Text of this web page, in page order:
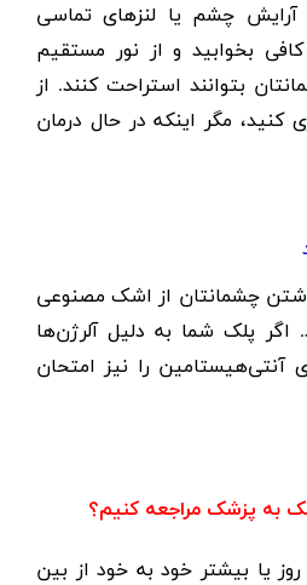
آرایش چشم یا لنزهای تماسی
کافی بخوابید و از نور مستقیم
بتوانند استراحت کنند. از
مگر اینکه در حال درمان
چشمانتان از اشک مصنوعی
اگر پلک شما به دلیل آلرژن‌ها
را نیز امتحان
به پزشک مراجعه کنیم؟
یا بیشتر خود به خود از بین